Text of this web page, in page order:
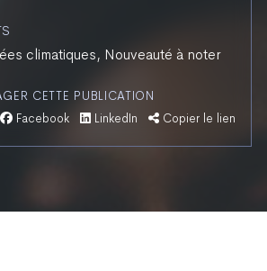
climatiques, Nouveauté à noter
CETTE PUBLICATION
Facebook LinkedIn Copier le lien